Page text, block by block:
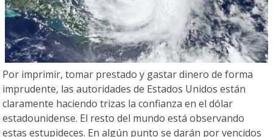
Por imprimir, tomar prestado y gastar dinero de forma
imprudente, las autoridades de Estados Unidos están
claramente haciendo trizas la confianza en el dólar
estadounidense. El resto del mundo está observando
estas estupideces. En algún punto se darán por vencidos